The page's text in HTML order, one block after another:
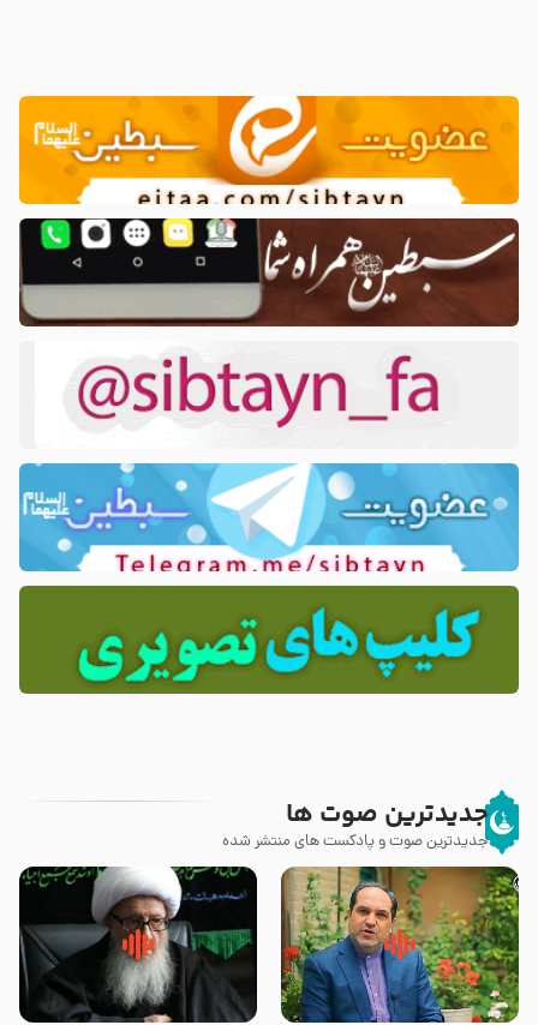
جدیدترین صوت ها
جدیدترین صوت و پادکست های منتشر شده
پیامبر صلی الله علیه وآله و سلم
فرمودند وای بر بچه های آخر
زوّار اربعین امام حسین (علیه
السلام) با این اشتیاق به زیارت